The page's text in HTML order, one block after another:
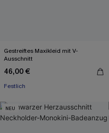
Gestreiftes Maxikleid mit V-
Ausschnitt
46,00 €
Festlich
NEU